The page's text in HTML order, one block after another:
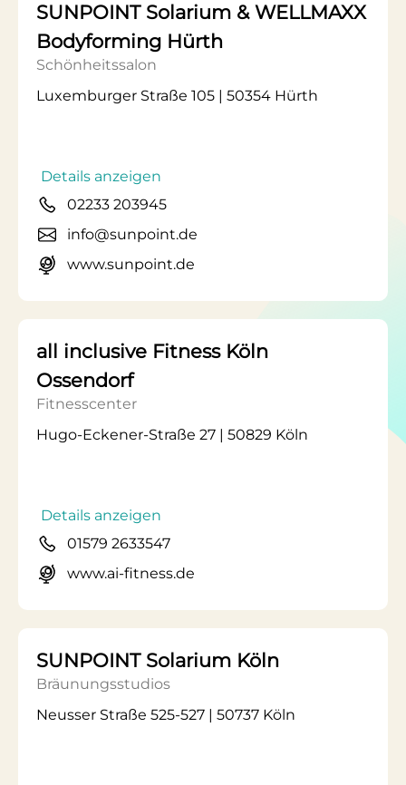
SUNPOINT Solarium & WELLMAXX
Bodyforming Hürth
Schönheitssalon
Luxemburger Straße 105 | 50354 Hürth
Details anzeigen
02233 203945
info@sunpoint.de
www.sunpoint.de
all inclusive Fitness Köln
Ossendorf
Fitnesscenter
Hugo-Eckener-Straße 27 | 50829 Köln
Details anzeigen
01579 2633547
www.ai-fitness.de
SUNPOINT Solarium Köln
Bräunungsstudios
Neusser Straße 525-527 | 50737 Köln